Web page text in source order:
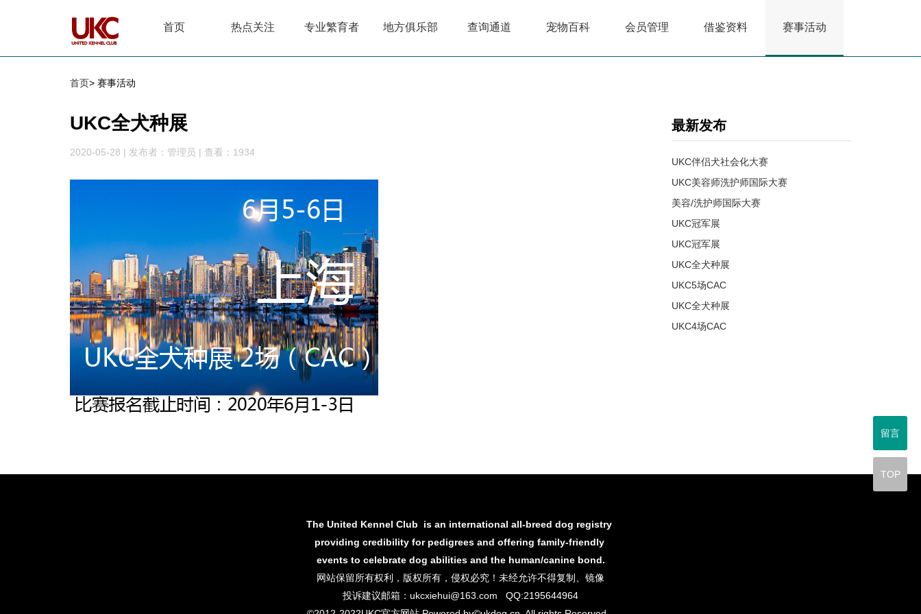
首页 热点关注 专业繁育者 地方俱乐部 查询通道 宠物百科 会员管理 借鉴资料 赛事活动
首页> 赛事活动
UKC全犬种展
2020-05-28 | 发布者：管理员 | 查看：1934
最新发布
UKC伴侣犬社会化大赛
UKC美容师洗护师国际大赛
美容/洗护师国际大赛
UKC冠军展
UKC冠军展
UKC全犬种展
UKC5场CAC
UKC全犬种展
UKC4场CAC
The United Kennel Club is an international all-breed dog registry
providing credibility for pedigrees and offering family-friendly
events to celebrate dog abilities and the human/canine bond.
网站保留所有权利， 版权所有，侵权必究！未经允许不得复制、镜像
投诉建议邮箱：ukcxiehui@163.com QQ:2195644964
留言
TOP